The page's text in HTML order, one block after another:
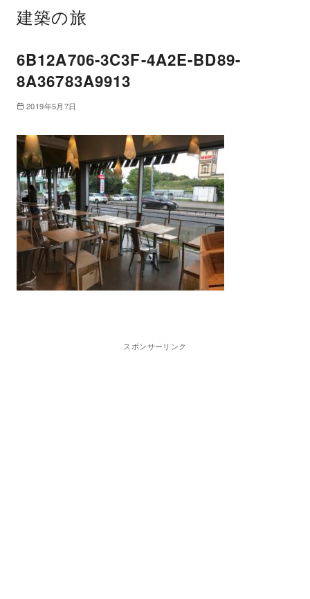
建築の旅
6B12A706-3C3F-4A2E-BD89-
8A36783A9913
2019年5月7日
スポンサーリンク